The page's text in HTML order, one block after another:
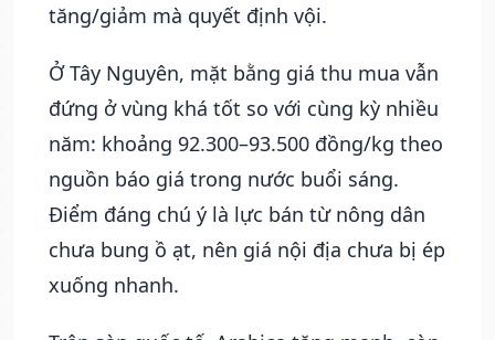
tăng/giảm mà quyết định vội.
Ở Tây Nguyên, mặt bằng giá thu mua vẫn
đứng ở vùng khá tốt so với cùng kỳ nhiều
năm: khoảng 92.300–93.500 đồng/kg theo
nguồn báo giá trong nước buổi sáng.
Điểm đáng chú ý là lực bán từ nông dân
chưa bung ồ ạt, nên giá nội địa chưa bị ép
xuống nhanh.